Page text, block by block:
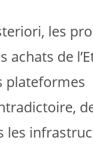
les
achats de
plateformes
les